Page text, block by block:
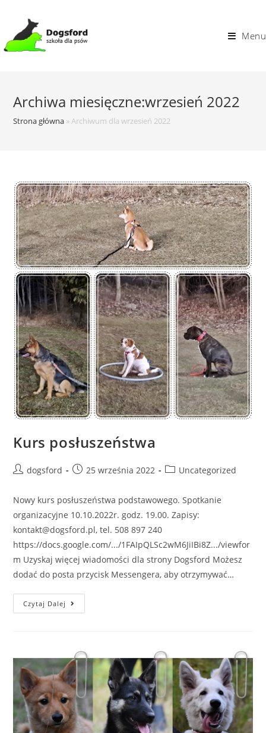
content
Menu
Archiwa miesięczne:wrzesień 2022
Strona główna »Archiwum dla wrzesień 2022
Kurs posłuszeństwa
Postdogsford
Post25 września 2022
PostUncategorized
Nowy kurs posłuszeństwa podstawowego. Spotkanie
organizacyjne 10.10.2022r. godz. 19.00. Zapisy:
kontakt@dogsford.pl, tel. 508 897 240
https://docs.google.com/.../1FAIpQLSc2wM6JiIBi8Z.../viewfor
m Uzyskaj więcej wiadomości dla strony Dogsford Możesz
dodać do posta przycisk Messengera, aby otrzymywać…
Czytaj Dalej Kurs
Posłuszeństwa